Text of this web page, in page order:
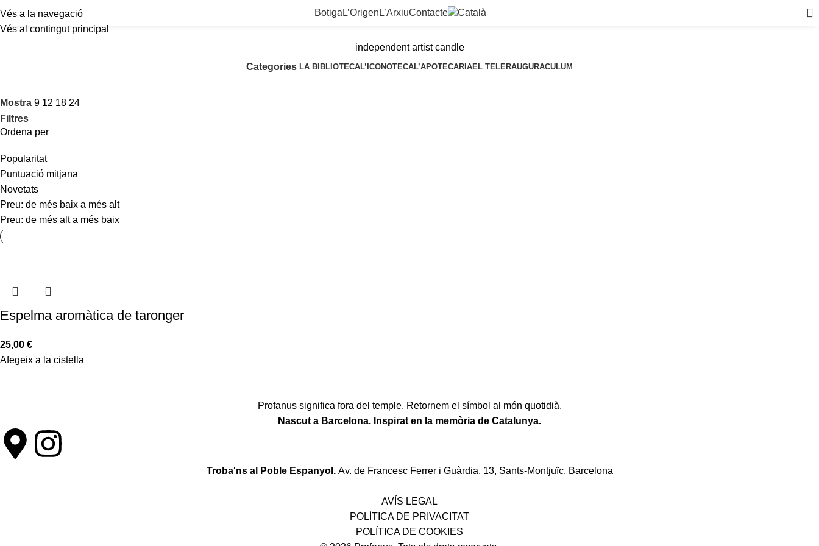
Vés a la navegació
Vés al contingut principal
Botiga L’Origen L’ArxiuContacte
independent artist candle
Categories LA BIBLIOTECAL’ICONOTECAL’APOTECARIAEL TELERAUGURACULUM
Mostra 9 12 18 24
Filtres
Ordena per
Popularitat
Puntuació mitjana
Novetats
Preu: de més baix a més alt
Preu: de més alt a més baix
Espelma aromàtica de taronger
25,00 €
Afegeix a la cistella
Profanus significa fora del temple. Retornem el símbol al món quotidià.
Nascut a Barcelona. Inspirat en la memòria de Catalunya.
Troba'ns al Poble Espanyol. Av. de Francesc Ferrer i Guàrdia, 13, Sants-Montjuïc. Barcelona
AVÍS LEGAL
POLÍTICA DE PRIVACITAT
POLÍTICA DE COOKIES